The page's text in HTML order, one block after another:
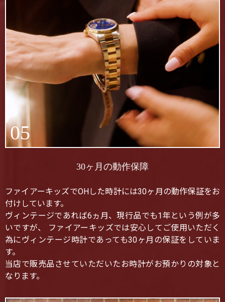
05
30ヶ月の動作保障
ファイアーキッズでOHした時計には30ヶ月の動作保証をお
付けしています。
ヴィンテージであれば6ヵ月、現行品でも1年という例が多
いですが、 ファイアーキッズでは安心してご使用いただく
為にヴィンテージ時計であっても30ヶ月の保証をしていま
す。
当店で販売品させていただいたお時計がお預かりの対象と
なります。